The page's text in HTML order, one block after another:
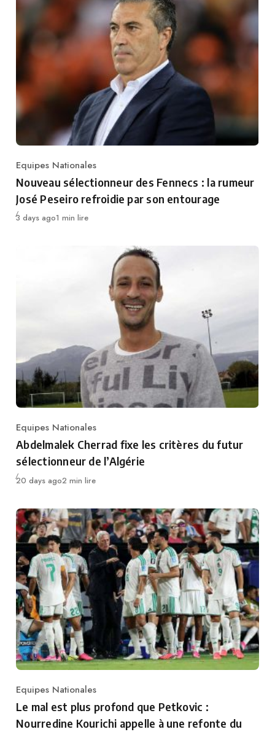
Category
Equipes Nationales
Nouveau sélectionneur des Fennecs : la rumeur
José Peseiro refroidie par son entourage
Publié
3 days ago1 min lire
Category
Equipes Nationales
Abdelmalek Cherrad fixe les critères du futur
sélectionneur de l’Algérie
Publié
20 days ago2 min lire
Category
Equipes Nationales
Le mal est plus profond que Petkovic :
Nourredine Kourichi appelle à une refonte du